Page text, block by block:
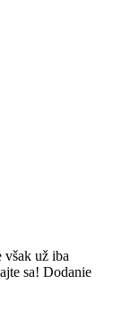
však už iba
sa! Dodanie